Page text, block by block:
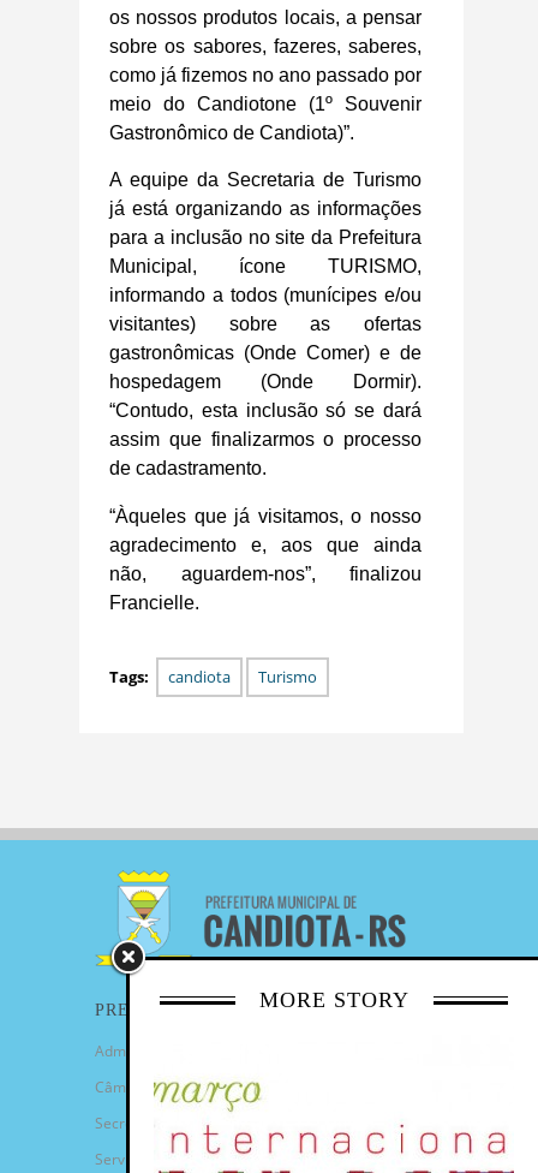
os nossos produtos locais, a pensar
sobre os sabores, fazeres, saberes,
como já fizemos no ano passado por
meio do Candiotone (1º Souvenir
Gastronômico de Candiota)”.
A equipe da Secretaria de Turismo
já está organizando as informações
para a inclusão no site da Prefeitura
Municipal, ícone TURISMO,
informando a todos (munícipes e/ou
visitantes) sobre as ofertas
gastronômicas (Onde Comer) e de
hospedagem (Onde Dormir).
“Contudo, esta inclusão só se dará
assim que finalizarmos o processo
de cadastramento.
“Àqueles que já visitamos, o nosso
agradecimento e, aos que ainda
não, aguardem-nos”, finalizou
Francielle.
Tags: candiota Turismo
MORE STORY
PREFEITURA
Administração Municipal
Câmara de Vereadores
Secretarias
Serviços